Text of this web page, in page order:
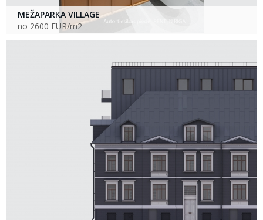
MEŽAPARKA VILLAGE
no 2600 EUR/m2